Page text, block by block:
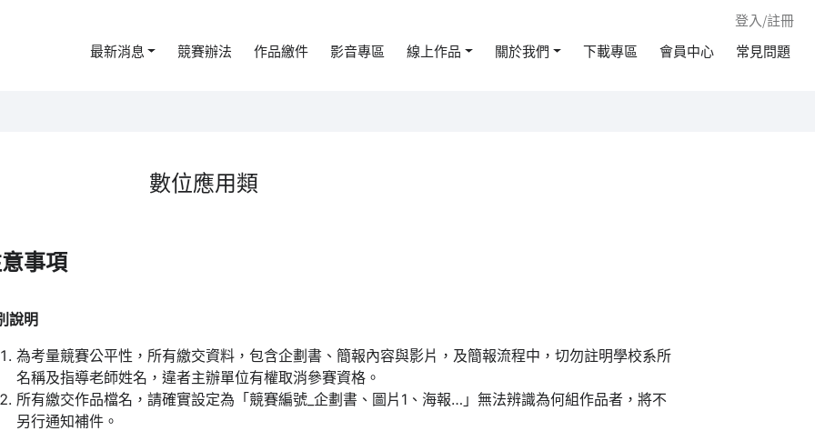
登入/註冊
最新消息
競賽辦法 作品繳件 影音專區 線上作品 關於我們 下載專區 會員中心 常見問題
數位應用類
事項
說明
為考量競賽公平性，所有繳交資料，包含企劃書、簡報內容與影片，及簡報流程中，切勿註明學校系所
名稱及指導老師姓名，違者主辦單位有權取消參賽資格。
所有繳交作品檔名，請確實設定為「競賽編號_企劃書、圖片1、海報…」無法辨識為何組作品者，將不
另行通知補件。